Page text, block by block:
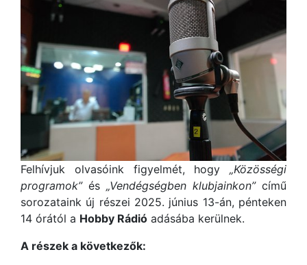
Felhívjuk olvasóink figyelmét, hogy „Közösségi
programok”és „Vendégségben klubjainkon”című
sorozataink új részei 2025. június 13-án, pénteken
14 órától a Hobby Rádió adásába kerülnek.
A részek a következők: